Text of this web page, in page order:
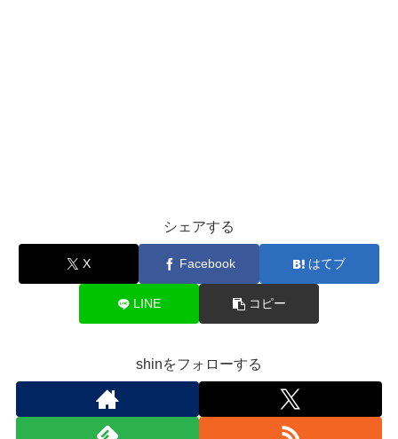
シェアする
X Facebook はてブ
LINE コピー
shinをフォローする